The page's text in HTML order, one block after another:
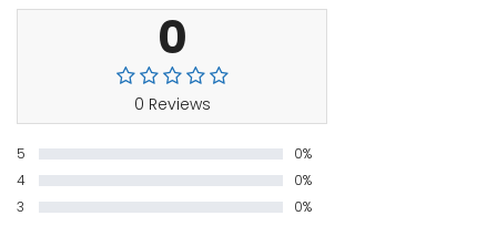
0
0 Reviews
5
0%
4
0%
3
0%